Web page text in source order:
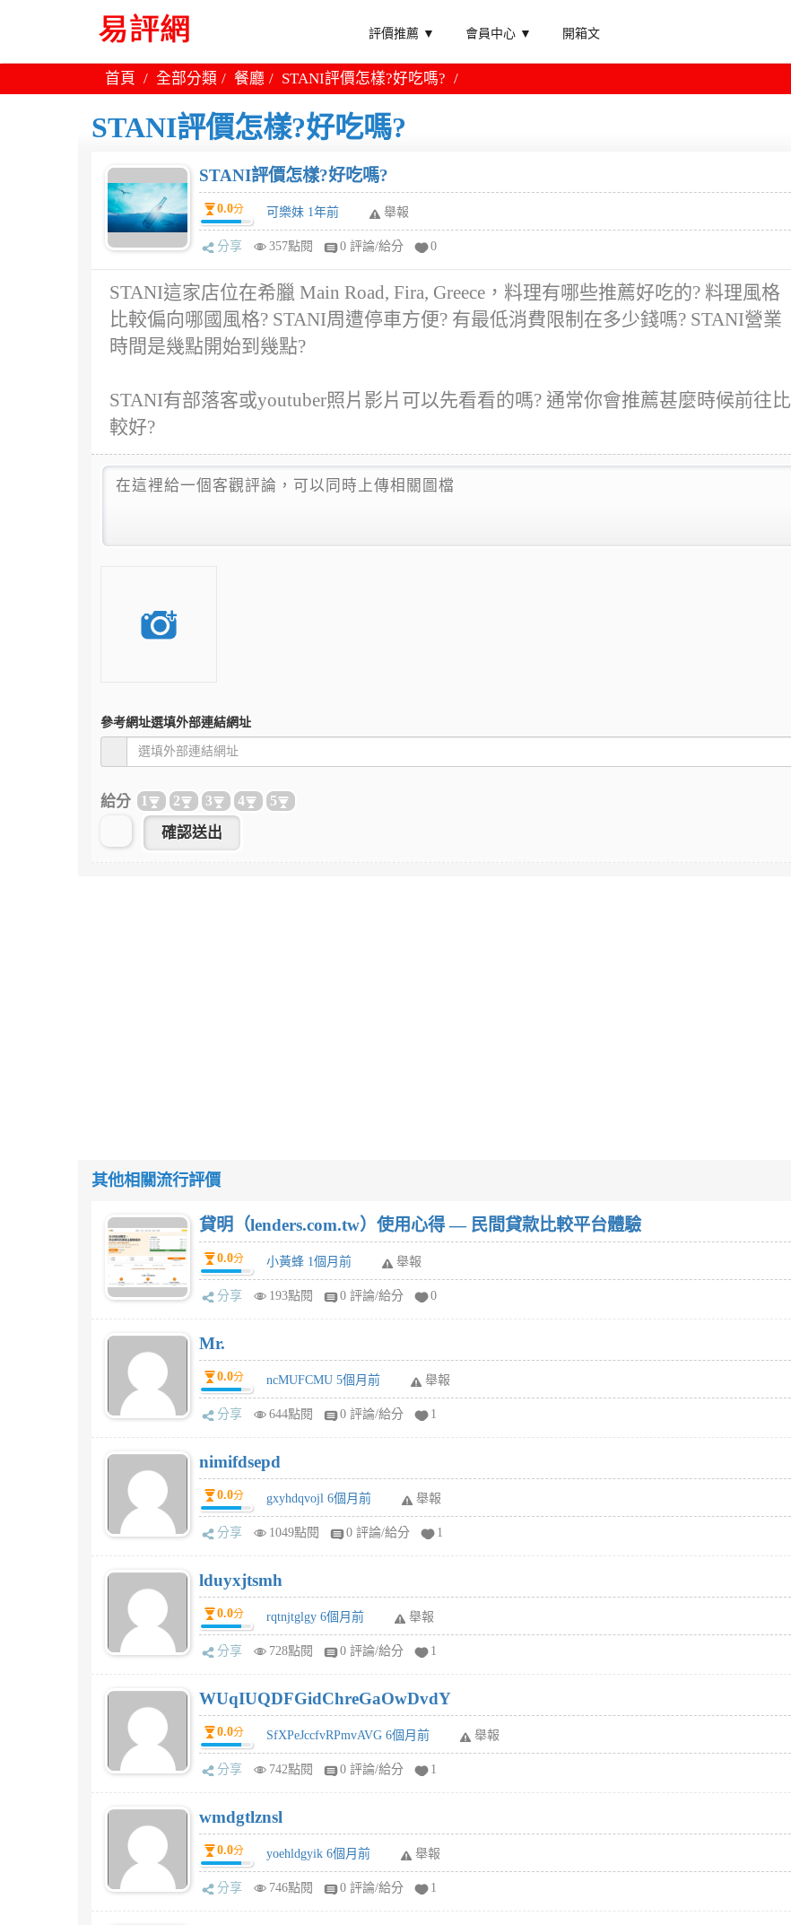
評價推薦 ▼ 會員中心 ▼ 開箱文
首頁 全部分類 餐廳 STANI評價怎樣?好吃嗎?
STANI評價怎樣?好吃嗎?
STANI評價怎樣?好吃嗎?
0.0分 可樂妹 1年前 舉報
分享 357點閱 0 評論/給分 0
STANI這家店位在希臘 Main Road, Fira, Greece，料理有哪些推薦好吃的? 料理風格
比較偏向哪國風格? STANI周遭停車方便? 有最低消費限制在多少錢嗎? STANI營業
時間是幾點開始到幾點?
STANI有部落客或youtuber照片影片可以先看看的嗎? 通常你會推薦甚麼時候前往比
較好?
參考網址選填外部連結網址
給分 1 2 3 4 5
其他相關流行評價
貸明（lenders.com.tw）使用心得 — 民間貸款比較平台體驗
0.0分 小黃蜂 1個月前 舉報
分享 193點閱 0 評論/給分 0
Mr.
0.0分 ncMUFCMU 5個月前 舉報
分享 644點閱 0 評論/給分 1
nimifdsepd
0.0分 gxyhdqvojl 6個月前 舉報
分享 1049點閱 0 評論/給分 1
lduyxjtsmh
0.0分 rqtnjtglgy 6個月前 舉報
分享 728點閱 0 評論/給分 1
WUqIUQDFGidChreGaOwDvdY
0.0分 SfXPeJccfvRPmvAVG 6個月前 舉報
分享 742點閱 0 評論/給分 1
wmdgtlznsl
0.0分 yoehldgyik 6個月前 舉報
分享 746點閱 0 評論/給分 1